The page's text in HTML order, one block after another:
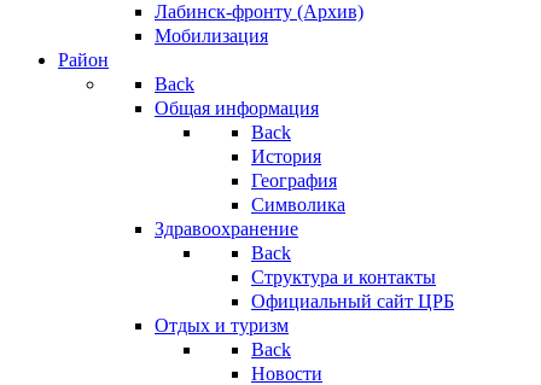
Лабинск-фронту (Архив)
Мобилизация
Район
Back
Общая информация
Back
История
География
Символика
Здравоохранение
Back
Структура и контакты
Официальный сайт ЦРБ
Отдых и туризм
Back
Новости